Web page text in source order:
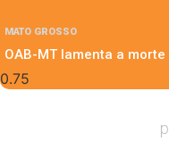
MATO GROSSO
OAB-MT lamenta a